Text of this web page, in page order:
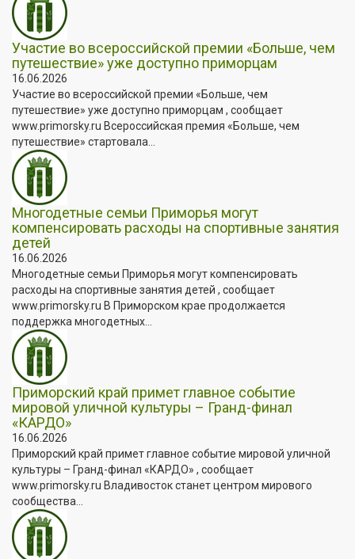
Участие во всероссийской премии «Больше, чем
путешествие» уже доступно приморцам
16.06.2026
Участие во всероссийской премии «Больше, чем
путешествие» уже доступно приморцам , сообщает
www.primorsky.ru Всероссийская премия «Больше, чем
путешествие» стартовала...
Многодетные семьи Приморья могут
компенсировать расходы на спортивные занятия
детей
16.06.2026
Многодетные семьи Приморья могут компенсировать
расходы на спортивные занятия детей , сообщает
www.primorsky.ru В Приморском крае продолжается
поддержка многодетных...
Приморский край примет главное событие
мировой уличной культуры – Гранд-финал
«КАРДО»
16.06.2026
Приморский край примет главное событие мировой уличной
культуры – Гранд-финал «КАРДО» , сообщает
www.primorsky.ru Владивосток станет центром мирового
сообщества...